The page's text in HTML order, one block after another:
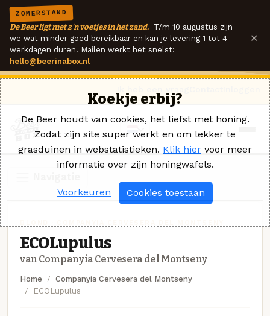
ZOMERSTAND
De Beer ligt met z'n voetjes in het zand. T/m 10 augustus zijn
we wat minder goed bereikbaar en kan je levering 1 tot 4
werkdagen duren. Mailen werkt het snelst:
hello@beerinabox.nl
×
ECOLupulus
van Companyia Cervesera del Montseny
Home
Companyia Cervesera del Montseny
ECOLupulus
Koekje erbij?
De Beer houdt van cookies, het liefst met honing.
Zodat zijn site super werkt en om lekker te
grasduinen in webstatistieken. Klik hier voor meer
informatie over zijn honingwafels.
Voorkeuren Cookies toestaan